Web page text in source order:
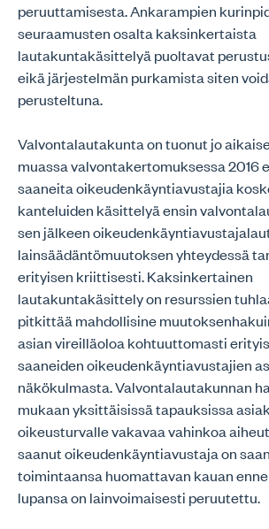
peruuttamisesta. Ankarampien
seuraamusten osalta kaksinkertaista
lautakuntakäsittelyä puoltavat
eikä järjestelmän purkamista siten
perusteltuna.
Valvontalautakunta on tuonut jo
muassa valvontakertomuksessa 2016
saaneita oikeudenkäyntiavustajia
kanteluiden käsittelyä ensin
sen jälkeen
lainsäädäntömuutoksen yhteydessä
erityisen kriittisesti. Kaksinkertainen
lautakuntakäsittely on resurssien
pitkittää mahdollisine
asian vireilläoloa kohtuuttomasti
saaneiden oikeudenkäyntiavustajien
näkökulmasta. Valvontalautakunnan
mukaan yksittäisissä tapauksissa
oikeusturvalle vakavaa vahinkoa
saanut oikeudenkäyntiavustaja on
toimintaansa huomattavan kauan
lupansa on lainvoimaisesti peruutettu.